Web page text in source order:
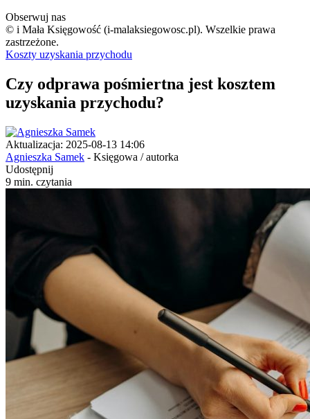
Obserwuj nas
© i Mała Księgowość (i-malaksiegowosc.pl). Wszelkie prawa
zastrzeżone.
Koszty uzyskania przychodu
Czy odprawa pośmiertna jest kosztem
uzyskania przychodu?
Aktualizacja: 2025-08-13 14:06
Agnieszka Samek - Księgowa / autorka
Udostępnij
9 min. czytania